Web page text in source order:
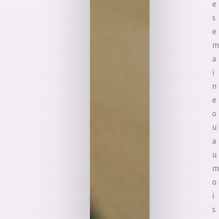
e
s
e
m
a
i
n
e
o
u
a
u
m
o
i
s